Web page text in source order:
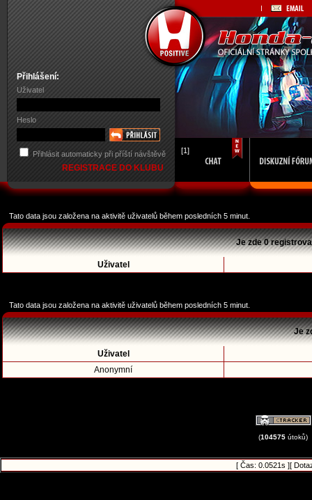
Přihlášení:
Uživatel
Heslo
Přihlásit automaticky při příští návštěvě
REGISTRACE DO KLUBU
[1]
Tato data jsou založena na aktivitě uživatelů během posledních 5 minut.
Je zde 0
Uživatel
Tato data jsou založena na aktivitě uživatelů během posledních 5 minut.
Je
Uživatel
Anonymní
(104575 útoků)
[ Čas: 0.0521s ][